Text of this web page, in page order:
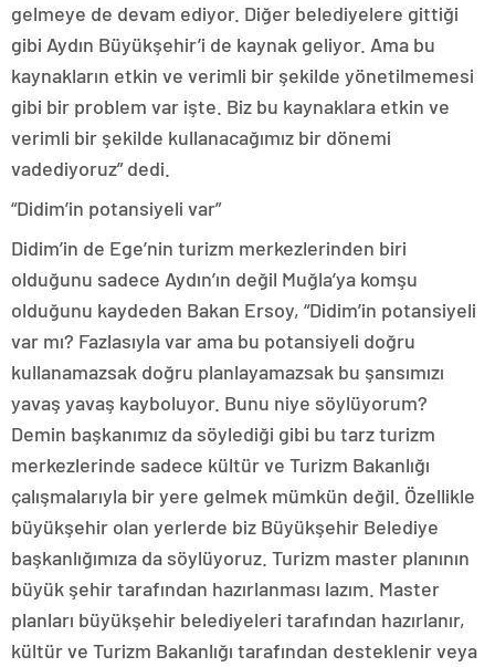
gelmeye de devam ediyor. Diğer belediyelere gittiği
gibi Aydın Büyükşehir’i de kaynak geliyor. Ama bu
kaynakların etkin ve verimli bir şekilde yönetilmemesi
gibi bir problem var işte. Biz bu kaynaklara etkin ve
verimli bir şekilde kullanacağımız bir dönemi
vadediyoruz” dedi.
“Didim’in potansiyeli var”
Didim’in de Ege’nin turizm merkezlerinden biri
olduğunu sadece Aydın’ın değil Muğla’ya komşu
olduğunu kaydeden Bakan Ersoy, “Didim’in potansiyeli
var mı? Fazlasıyla var ama bu potansiyeli doğru
kullanamazsak doğru planlayamazsak bu şansımızı
yavaş yavaş kayboluyor. Bunu niye söylüyorum?
Demin başkanımız da söylediği gibi bu tarz turizm
merkezlerinde sadece kültür ve Turizm Bakanlığı
çalışmalarıyla bir yere gelmek mümkün değil. Özellikle
büyükşehir olan yerlerde biz Büyükşehir Belediye
başkanlığımıza da söylüyoruz. Turizm master planının
büyük şehir tarafından hazırlanması lazım. Master
planları büyükşehir belediyeleri tarafından hazırlanır,
kültür ve Turizm Bakanlığı tarafından desteklenir veya